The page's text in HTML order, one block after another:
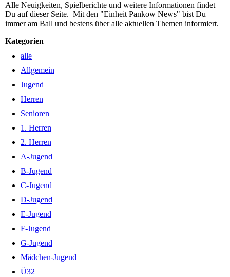
Alle Neuigkeiten, Spielberichte und weitere Informationen findet
Du auf dieser Seite. Mit den "Einheit Pankow News" bist Du
immer am Ball und bestens über alle aktuellen Themen informiert.
Kategorien
alle
Allgemein
Jugend
Herren
Senioren
1. Herren
2. Herren
A-Jugend
B-Jugend
C-Jugend
D-Jugend
E-Jugend
F-Jugend
G-Jugend
Mädchen-Jugend
Ü32